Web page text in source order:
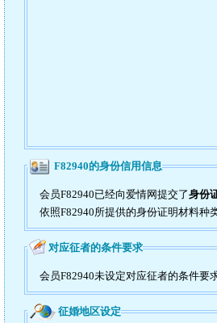
F82940的身份信用信息
会员F82940已经向爱情网提交了身份
依照F82940所提供的身份证明材料种
对应征者的条件要求
会员F82940未设定对应征者的条件要求
征婚地区设定